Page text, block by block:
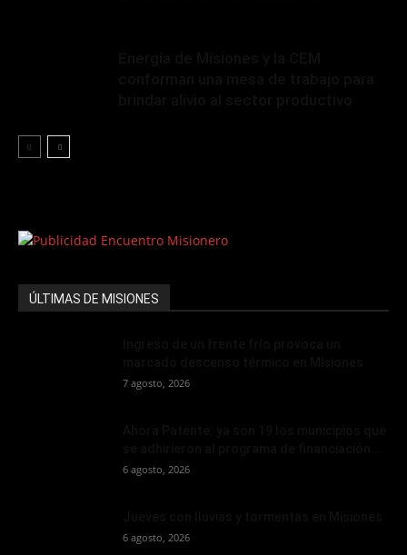
ÚLTIMAS DE MISIONES
7 agosto, 2026
6 agosto, 2026
6 agosto, 2026